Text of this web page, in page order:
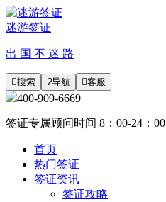
迷游签证
出 国 不 迷 路
搜索 ?导航 客服
400-909-6669
签证专属顾问时间 8：00-24：00
首页
热门签证
签证资讯
签证攻略